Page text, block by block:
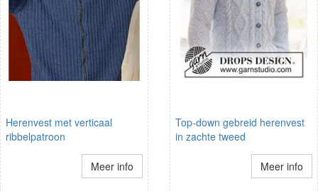
Herenvest met verticaal
ribbelpatroon
Meer info
Top-down gebreid herenvest
in zachte tweed
Meer info